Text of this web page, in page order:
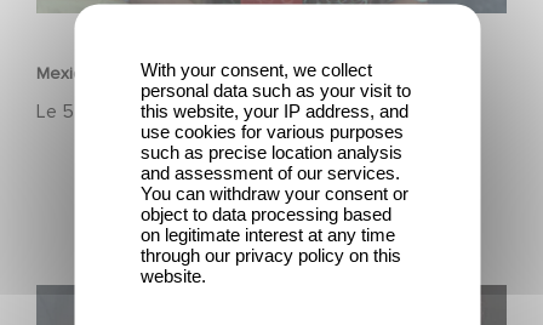
Mexico 86, est à retrouver dès maintenant sur Netflix
Le 5 juin 2026
With your consent, we collect
personal data such as your visit to
this website, your IP address, and
use cookies for various purposes
such as precise location analysis
and assessment of our services.
You can withdraw your consent or
object to data processing based
on legitimate interest at any time
through our privacy policy on this
website.